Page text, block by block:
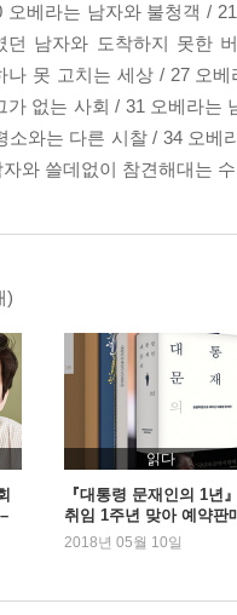
오베라는 남자와 불청객 /
던 남자와 도착하지 못한
나 못 고치는 세상 / 27 오
가 없는 사회 / 31 오베라는
소와는 다른 시찰 / 34 오베
와 쓸데없이 참견해대는
)
읽다
『대통령 문재인의 1년
취임 1주년 맞아 예약판
중 순위권 진입
2018년 05월 10일